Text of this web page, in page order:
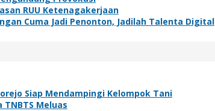
RUU Ketenagakerjaan
Cuma Jadi Penonton, Jadilah Talenta Digital
Siap Mendampingi Kelompok Tani
Meluas